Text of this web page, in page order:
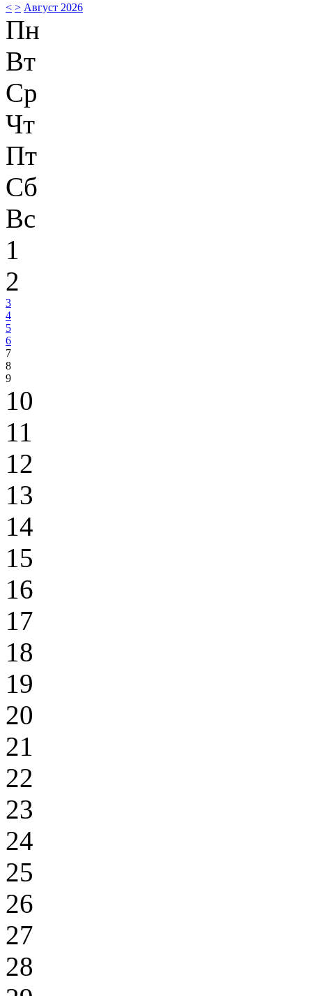
< > Август 2026
Пн
Вт
Ср
Чт
Пт
Сб
Вс
1
2
3
4
5
6
7
8
9
10
11
12
13
14
15
16
17
18
19
20
21
22
23
24
25
26
27
28